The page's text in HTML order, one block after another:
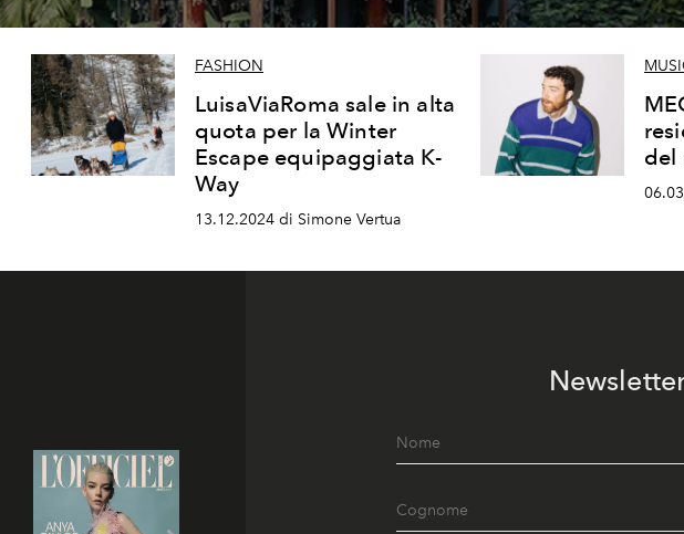
FASHION
LuisaViaRoma sale in alta
quota per la Winter
Escape equipaggiata K-
Way
13.12.2024 di Simone Vertua
del